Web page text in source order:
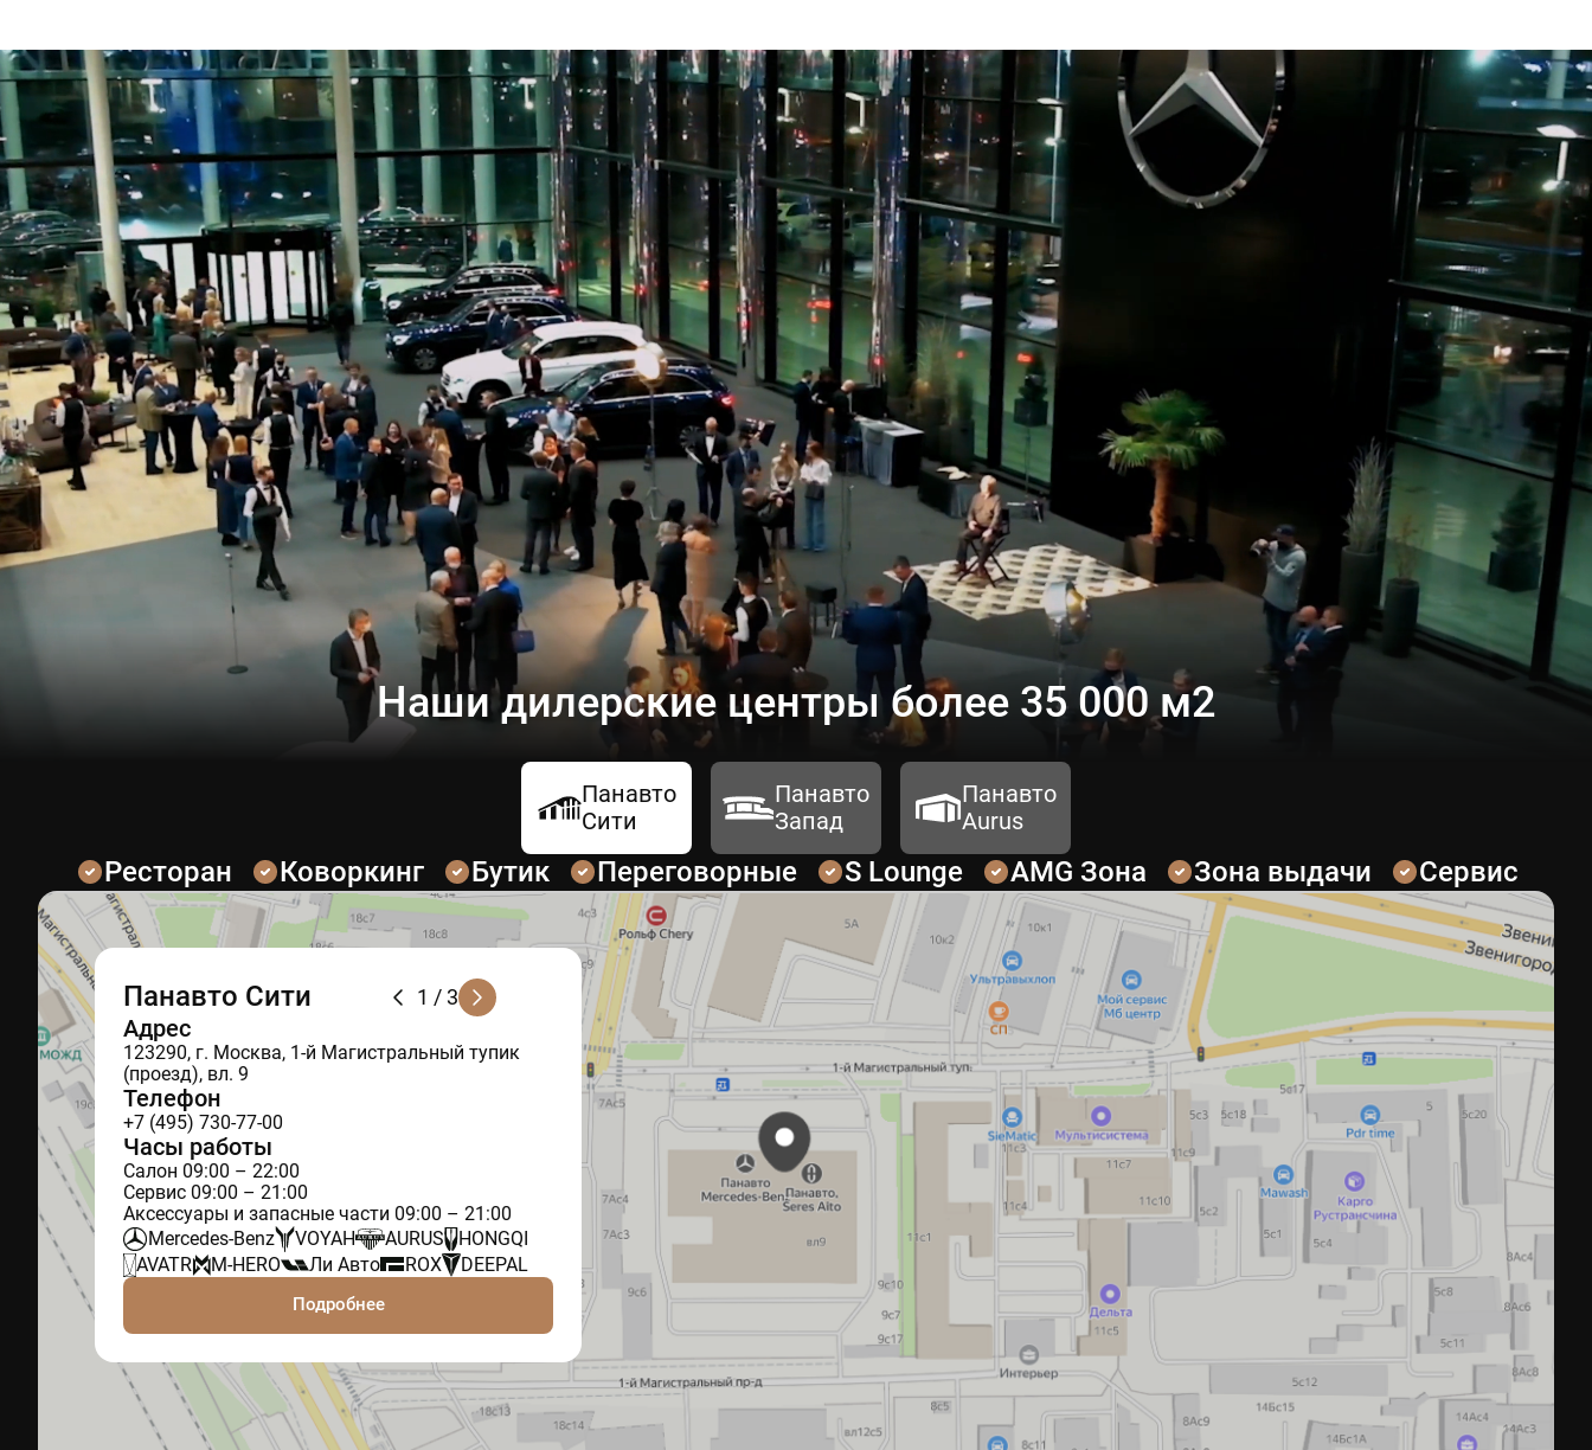
Наши дилерские центры более 35 000 м2
Панавто
Сити
Панавто
Запад
Панавто
Aurus
Ресторан Коворкинг Бутик Переговорные S Lounge AMG Зона Зона выдачи Сервис
1 / 3
Панавто Сити
Адрес
123290, г. Москва, 1-й Магистральный тупик
(проезд), вл. 9
Телефон
+7 (495) 730-77-00
Часы работы
Салон 09:00 – 22:00
Сервис 09:00 – 21:00
Аксессуары и запасные части 09:00 – 21:00
Mercedes-Benz
VOYAH AURUS
HONGQI
AVATR
M-HERO Ли Авто ROX DEEPAL
Подробнее